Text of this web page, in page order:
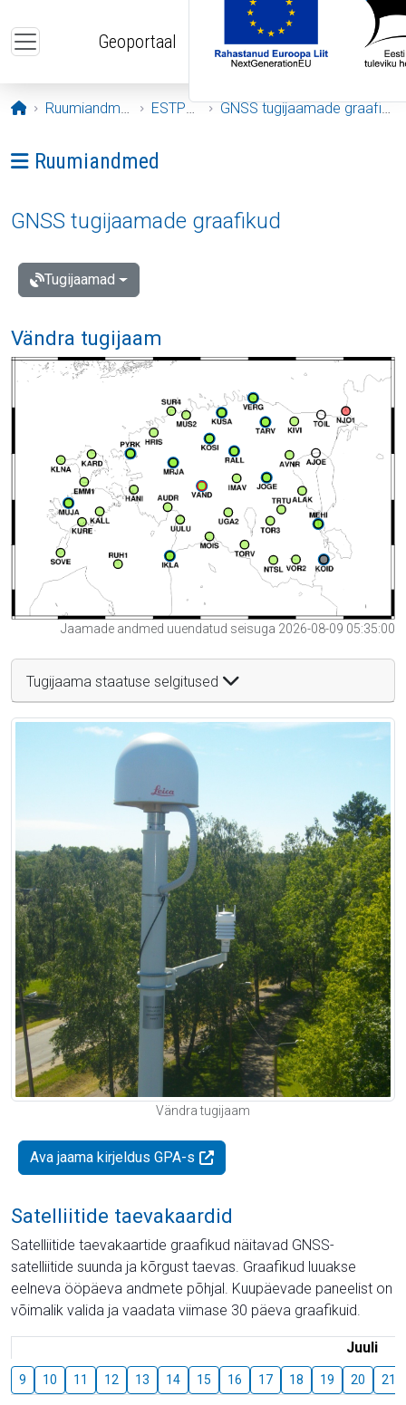
Geoportaal
Avaleht
Ruumiandmed ESTPOS GNSS tugijaamade graafikud
Ava menüü: Ruumiandmed
Ruumiandmed
GNSS tugijaamade graafikud
Tugijaamad
Vändra tugijaam
Jaamade andmed uuendatud seisuga 2026-08-09 05:35:00
Tugijaama staatuse selgitused
Vändra tugijaam
Ava jaama kirjeldus GPA-s
Satelliitide taevakaardid
Satelliitide taevakaartide graafikud näitavad GNSS-
satelliitide suunda ja kõrgust taevas. Graafikud luuakse
eelneva ööpäeva andmete põhjal. Kuupäevade paneelist on
võimalik valida ja vaadata viimase 30 päeva graafikuid.
Juuli
9 10 11 12 13 14 15 16 17 18 19 20 21